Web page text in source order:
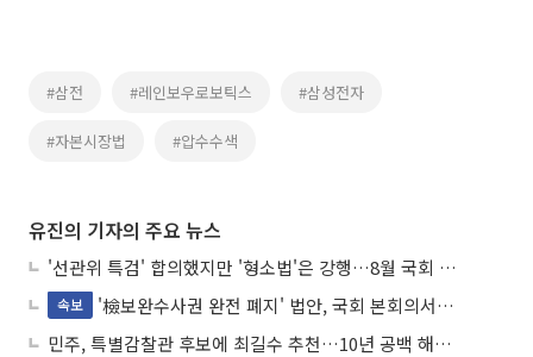
#삼전 #레인보우로보틱스 #삼성전자
#자본시장법 #압수수색
유진의 기자의 주요 뉴스
'선관위 특검' 합의했지만 '형소법'은 강행…8월 국회 '입법 2차전' 예고
속보
'檢보완수사권 완전 폐지' 법안, 국회 본회의서 민주당 주도 통과
민주, 특별감찰관 후보에 최길수 추천…10년 공백 해소 속도